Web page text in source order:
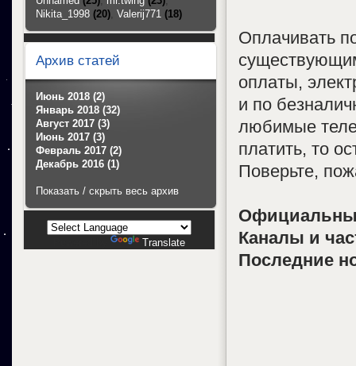
Оплачивать
оплаты,
и по
любимые
платить, то
Поверьте,
Каналы и
Последние
Nikita_1998 (20), Valerij771 (18)
Архив статей
Июнь 2018 (2)
Январь 2018 (32)
Август 2017 (3)
Июнь 2017 (3)
Февраль 2017 (2)
Декабрь 2016 (1)
Показать / скрыть весь архив
Translate